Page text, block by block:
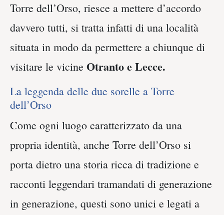
Torre dell’Orso, riesce a mettere d’accordo
davvero tutti, si tratta infatti di una località
situata in modo da permettere a chiunque di
visitare le vicine Otranto e Lecce.
La leggenda delle due sorelle a Torre
dell’Orso
Come ogni luogo caratterizzato da una
propria identità, anche Torre dell’Orso si
porta dietro una storia ricca di tradizione e
racconti leggendari tramandati di generazione
in generazione, questi sono unici e legati a